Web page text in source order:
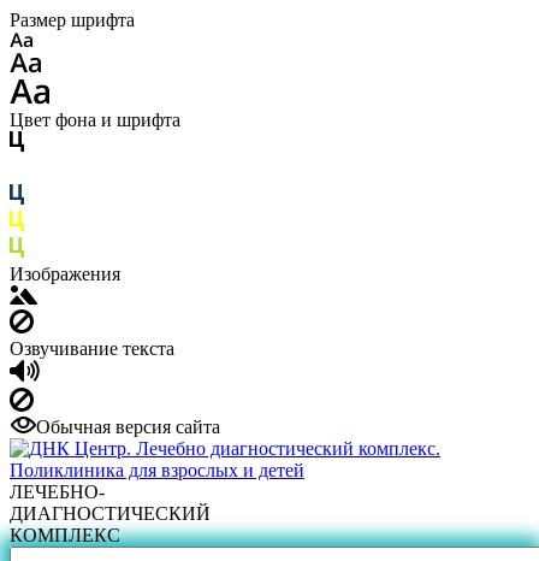
Размер шрифта
Цвет фона и шрифта
Изображения
Озвучивание текста
Обычная версия сайта
ЛЕЧЕБНО-
ДИАГНОСТИЧЕСКИЙ
КОМПЛЕКС